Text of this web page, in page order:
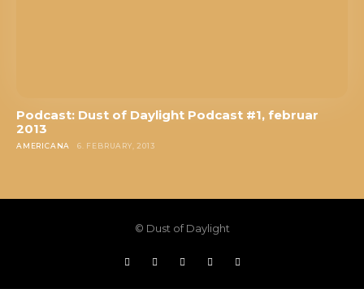
Podcast: Dust of Daylight Podcast #1, februar
2013
AMERICANA 6. FEBRUARY, 2013
© Dust of Daylight